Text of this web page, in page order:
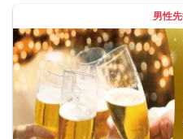
☆駐車場No.19～34をご利用ください。 ※
借りしております。
男性：襟付きのシャツorジャケット
清潔感のある格好で。
※催行人数は、 男女合計8名を最少催行目
※開催当日、イベント開始2時間前までに
イベント開催中止のご連絡させていただ
男性先